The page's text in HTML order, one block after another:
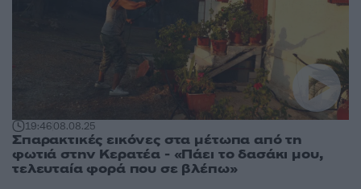
19:4608.08.25
Σπαρακτικές εικόνες στα μέτωπα από τη
φωτιά στην Κερατέα - «Πάει το δασάκι μου,
τελευταία φορά που σε βλέπω»